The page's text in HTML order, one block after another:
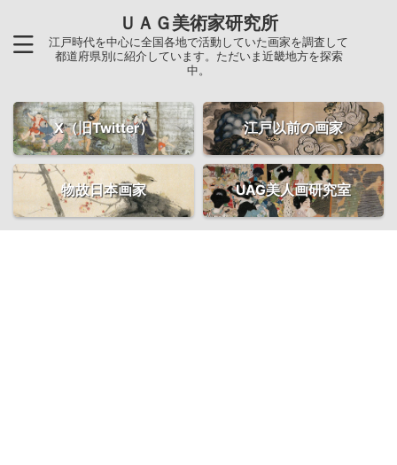
ＵＡＧ美術家研究所
江戸時代を中心に全国各地で活動していた画家を調査して
都道府県別に紹介しています。ただいま近畿地方を探索
中。
X（旧Twitter） 江戸以前の画家
物故日本画家 UAG美人画研究室